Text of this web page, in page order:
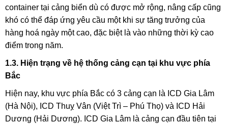
container tại cảng biển dù có được mở rộng, nâng cấp cũng
khó có thể đáp ứng yêu cầu một khi sự tăng trưởng của
hàng hoá ngày một cao, đặc biệt là vào những thời kỳ cao
điểm trong năm.
1.3. Hiện trạng về hệ thống cảng cạn tại khu vực phía
Bắc
Hiện nay, khu vực phía Bắc có 3 cảng cạn là ICD Gia Lâm
(Hà Nội), ICD Thuỵ Vân (Việt Trì – Phú Thọ) và ICD Hải
Dương (Hải Dương). ICD Gia Lâm là cảng cạn đầu tiên tại